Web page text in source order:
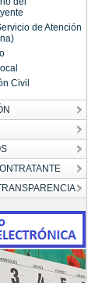
de Atención
Civil